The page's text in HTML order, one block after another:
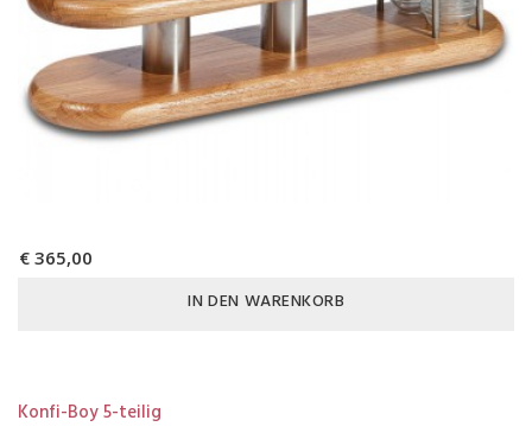
€ 365,00
IN DEN WARENKORB
Konfi-Boy 5-teilig